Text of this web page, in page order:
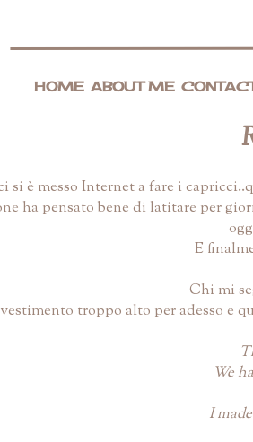
HOME ABOUT ME
si è messo Internet a fare i
ha pensato bene di latitare per
E
Chi mi
troppo alto per adesso e
We
I